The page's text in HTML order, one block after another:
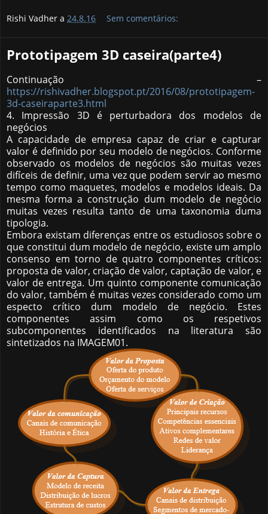
Rishi Vadher a 24.8.16 Sem comentários:
Prototipagem 3D caseira(parte4)
Continuação –
https://rishivadher.blogspot.pt/2016/08/prototipagem-
3d-caseiraparte3.html
4. Impressão 3D é perturbadora dos modelos de
negócios
A capacidade de empresa capaz de criar e capturar
valor é definido por seu modelo de negócios. Conforme
observado os modelos de negócios são muitas vezes
difíceis de definir, uma vez que podem servir ao mesmo
tempo como maquetes, modelos e modelos ideais. Da
mesma forma a construção dum modelo de negócio
muitas vezes resulta tanto de uma taxonomia duma
tipologia.
Embora existam diferenças entre os estudiosos sobre o
que constitui dum modelo de negócio, existe um amplo
consenso em torno de quatro componentes críticos:
proposta de valor, criação de valor, captação de valor, e
valor de entrega. Um quinto componente comunicação
do valor, também é muitas vezes considerado como um
especto crítico dum modelo de negócio. Estes
componentes assim como os respetivos
subcomponentes identificados na literatura são
sintetizados na IMAGEM01.